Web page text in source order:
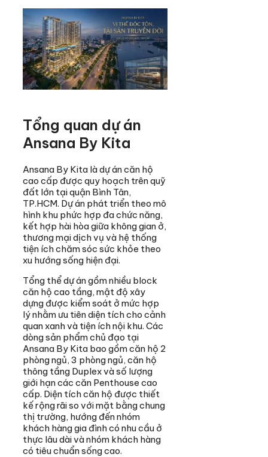
Tổng quan dự án
Ansana By Kita
Ansana By Kita là dự án căn hộ
cao cấp được quy hoạch trên quỹ
đất lớn tại quận Bình Tân,
TP.HCM. Dự án phát triển theo mô
hình khu phức hợp đa chức năng,
kết hợp hài hòa giữa không gian ở,
thương mại dịch vụ và hệ thống
tiện ích chăm sóc sức khỏe theo
xu hướng sống hiện đại.
Tổng thể dự án gồm nhiều block
căn hộ cao tầng, mật độ xây
dựng được kiểm soát ở mức hợp
lý nhằm ưu tiên diện tích cho cảnh
quan xanh và tiện ích nội khu. Các
dòng sản phẩm chủ đạo tại
Ansana By Kita bao gồm căn hộ 2
phòng ngủ, 3 phòng ngủ, căn hộ
thông tầng Duplex và số lượng
giới hạn các căn Penthouse cao
cấp. Diện tích căn hộ được thiết
kế rộng rãi so với mặt bằng chung
thị trường, hướng đến nhóm
khách hàng gia đình có nhu cầu ở
thực lâu dài và nhóm khách hàng
có tiêu chuẩn sống cao.